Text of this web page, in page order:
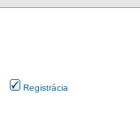
Registrácia